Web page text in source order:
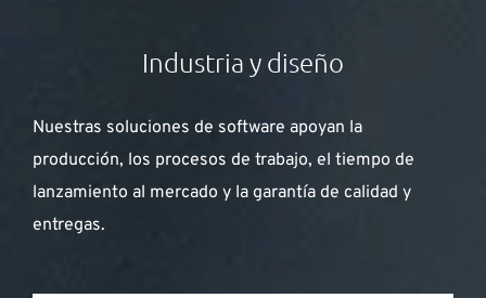
Industria y diseño
Nuestras soluciones de software apoyan la
producción, los procesos de trabajo, el tiempo de
lanzamiento al mercado y la garantía de calidad y
entregas.